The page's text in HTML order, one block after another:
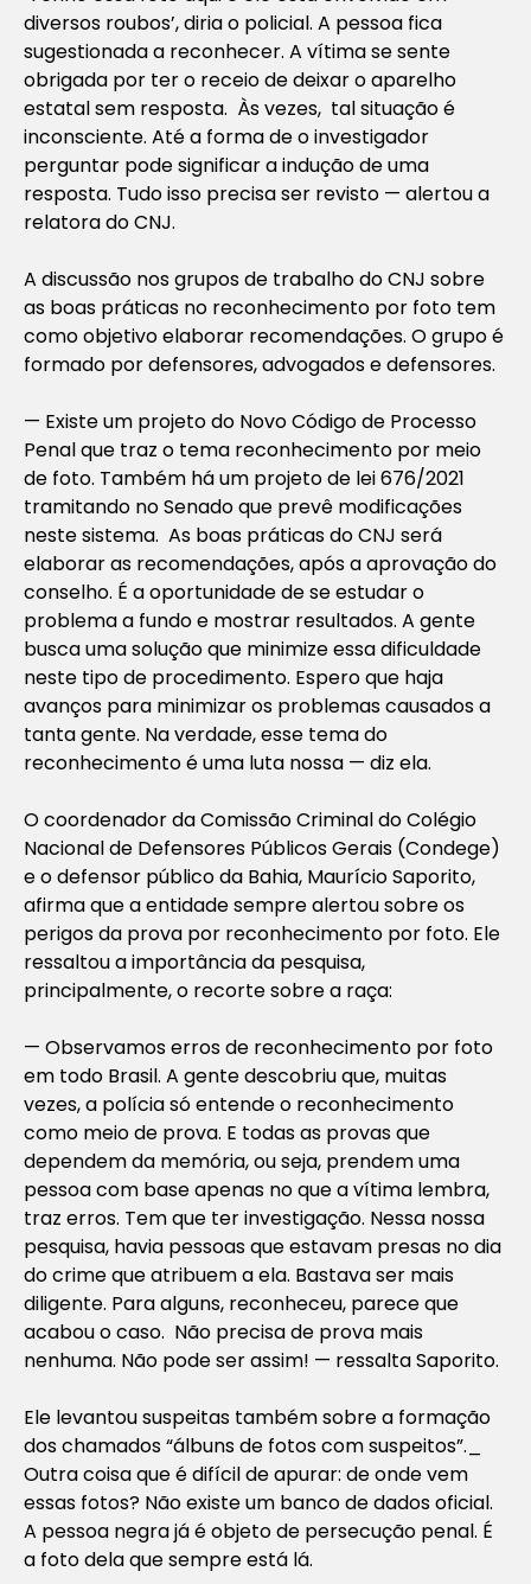
diversos roubos’, diria o policial. A pessoa fica
sugestionada a reconhecer. A vítima se sente
obrigada por ter o receio de deixar o aparelho
estatal sem resposta. Às vezes, tal situação é
inconsciente. Até a forma de o investigador
perguntar pode significar a indução de uma
resposta. Tudo isso precisa ser revisto — alertou a
relatora do CNJ.
A discussão nos grupos de trabalho do CNJ sobre
as boas práticas no reconhecimento por foto tem
como objetivo elaborar recomendações. O grupo é
formado por defensores, advogados e defensores.
— Existe um projeto do Novo Código de Processo
Penal que traz o tema reconhecimento por meio
de foto. Também há um projeto de lei 676/2021
tramitando no Senado que prevê modificações
neste sistema. As boas práticas do CNJ será
elaborar as recomendações, após a aprovação do
conselho. É a oportunidade de se estudar o
problema a fundo e mostrar resultados. A gente
busca uma solução que minimize essa dificuldade
neste tipo de procedimento. Espero que haja
avanços para minimizar os problemas causados a
tanta gente. Na verdade, esse tema do
reconhecimento é uma luta nossa — diz ela.
O coordenador da Comissão Criminal do Colégio
Nacional de Defensores Públicos Gerais (Condege)
e o defensor público da Bahia, Maurício Saporito,
afirma que a entidade sempre alertou sobre os
perigos da prova por reconhecimento por foto. Ele
ressaltou a importância da pesquisa,
principalmente, o recorte sobre a raça:
— Observamos erros de reconhecimento por foto
em todo Brasil. A gente descobriu que, muitas
vezes, a polícia só entende o reconhecimento
como meio de prova. E todas as provas que
dependem da memória, ou seja, prendem uma
pessoa com base apenas no que a vítima lembra,
traz erros. Tem que ter investigação. Nessa nossa
pesquisa, havia pessoas que estavam presas no dia
do crime que atribuem a ela. Bastava ser mais
diligente. Para alguns, reconheceu, parece que
acabou o caso. Não precisa de prova mais
nenhuma. Não pode ser assim! — ressalta Saporito.
Ele levantou suspeitas também sobre a formação
dos chamados “álbuns de fotos com suspeitos”._
Outra coisa que é difícil de apurar: de onde vem
essas fotos? Não existe um banco de dados oficial.
A pessoa negra já é objeto de persecução penal. É
a foto dela que sempre está lá.